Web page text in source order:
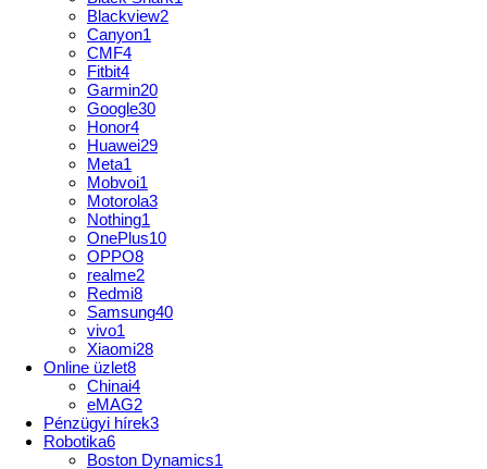
Blackview2
Canyon1
CMF4
Fitbit4
Garmin20
Google30
Honor4
Huawei29
Meta1
Mobvoi1
Motorola3
Nothing1
OnePlus10
OPPO8
realme2
Redmi8
Samsung40
vivo1
Xiaomi28
Online üzlet8
Chinai4
eMAG2
Pénzügyi hírek3
Robotika6
Boston Dynamics1